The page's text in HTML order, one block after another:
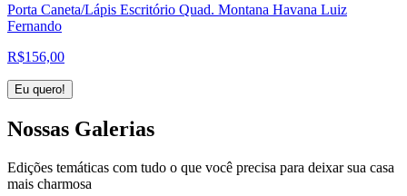
Porta Caneta/Lápis Escritório Quad. Montana Havana Luiz
Fernando
R$156,00
Eu quero!
Nossas Galerias
Edições temáticas com tudo o que você precisa para deixar sua casa
mais charmosa